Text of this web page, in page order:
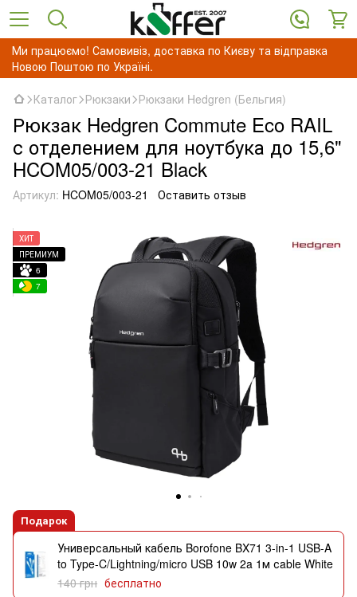
Ми працюємо! Самовивіз, доставка по Києву та відправка
Новою Поштою по Україні.
Каталог Рюкзаки Рюкзаки Hedgren (Бельгия)
Рюкзак Hedgren Commute Eco RAIL
с отделением для ноутбука до 15,6"
HCOM05/003-21 Black
Артикул: HCOM05/003-21 Оставить отзыв
ХИТ
ПРЕМИУМ
6
7
Подарок
Универсальный кабель Borofone BX71 3-in-1 USB-A
to Type-C/Lightning/micro USB 10w 2a 1м сable White
140 грн бесплатно